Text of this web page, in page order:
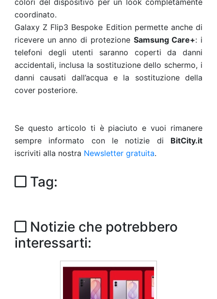
colori del dispositivo per un look completamente
coordinato.
Galaxy Z Flip3 Bespoke Edition permette anche di
ricevere un anno di protezione Samsung Care+: i
telefoni degli utenti saranno coperti da danni
accidentali, inclusa la sostituzione dello schermo, i
danni causati dall’acqua e la sostituzione della
cover posteriore.
Se questo articolo ti è piaciuto e vuoi rimanere
sempre informato con le notizie di BitCity.it
iscriviti alla nostra Newsletter gratuita.
Tag:
Notizie che potrebbero
interessarti: